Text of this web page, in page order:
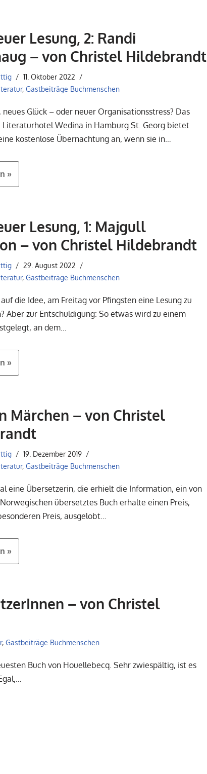
Lesung, 2: Randi
– von Christel Hildebrandt
11. Oktober 2022
,Gastbeiträge Buchmenschen
neues Glück – oder neuer Organisationsstress? Das
Wedina in Hamburg St. Georg bietet
kostenlose Übernachtung an, wenn sie in…
»
Lesung, 1: Majgull
– von Christel Hildebrandt
29. August 2022
,Gastbeiträge Buchmenschen
die Idee, am Freitag vor Pfingsten eine Lesung zu
Aber zur Entschuldigung: So etwas wird zu einem
an dem…
»
Märchen – von Christel
19. Dezember 2019
,Gastbeiträge Buchmenschen
eine Übersetzerin, die erhielt die Information, ein von
übersetztes Buch erhalte einen Preis,
Preis, ausgelobt…
»
– von Christel
, Gastbeiträge Buchmenschen
Buch von Houellebecq. Sehr zwiespältig, ist es